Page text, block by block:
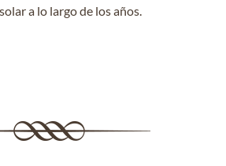
a lo largo de los años.